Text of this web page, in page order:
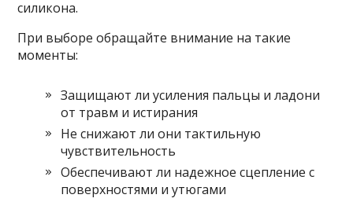
силикона.
При выборе обращайте внимание на такие
моменты:
Защищают ли усиления пальцы и ладони
от травм и истирания
Не снижают ли они тактильную
чувствительность
Обеспечивают ли надежное сцепление с
поверхностями и утюгами